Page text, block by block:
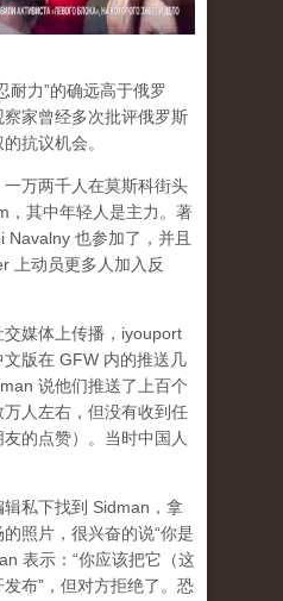
耐力”的确远高于俄罗
家曾经多次批评俄罗斯
抗议机会。
一万两千人在莫斯科街头
，其中年轻人是主力。著
Navalny 也参加了，并且
上动员更多人加入反
媒体上传播，iyouport
版在 GFW 内的推送几
说他们推送了上百个
人左右，但没有收到任
的点赞）。当时中国人
私下找到 Sidman，拿
照片，很兴奋的说“你是
表示：“你应该把它（这
布”，但对方拒绝了。恐